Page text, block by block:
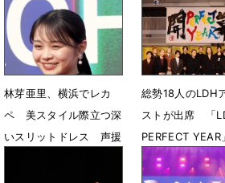
5月28日 12時04分 5月14日 23時40
林芽亜里、横浜でレカ
ペ 美スタイル際立つ深
いスリットドレス 声援
総勢18人のLDH
ストが出席 「
PERFECT YEAR
高らかに宣言
1月19日 14時14